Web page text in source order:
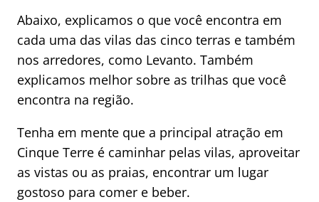
Abaixo, explicamos o que você encontra em
cada uma das vilas das cinco terras e também
nos arredores, como Levanto. Também
explicamos melhor sobre as trilhas que você
encontra na região.
Tenha em mente que a principal atração em
Cinque Terre é caminhar pelas vilas, aproveitar
as vistas ou as praias, encontrar um lugar
gostoso para comer e beber.